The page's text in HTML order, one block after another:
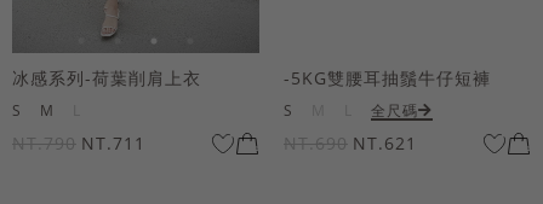
冰感系列-荷葉削肩上衣
S M
NT.790 NT.711
-5KG雙腰耳抽鬚牛仔短褲
S 全尺碼
NT.690 NT.621